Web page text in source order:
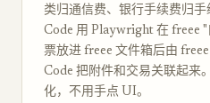
类归通信费、银行手续费归
Code 用 Playwright 在 freee
票放进 freee 文件箱后由
Code 把附件和交易关联起来
化，不用手点 UI。